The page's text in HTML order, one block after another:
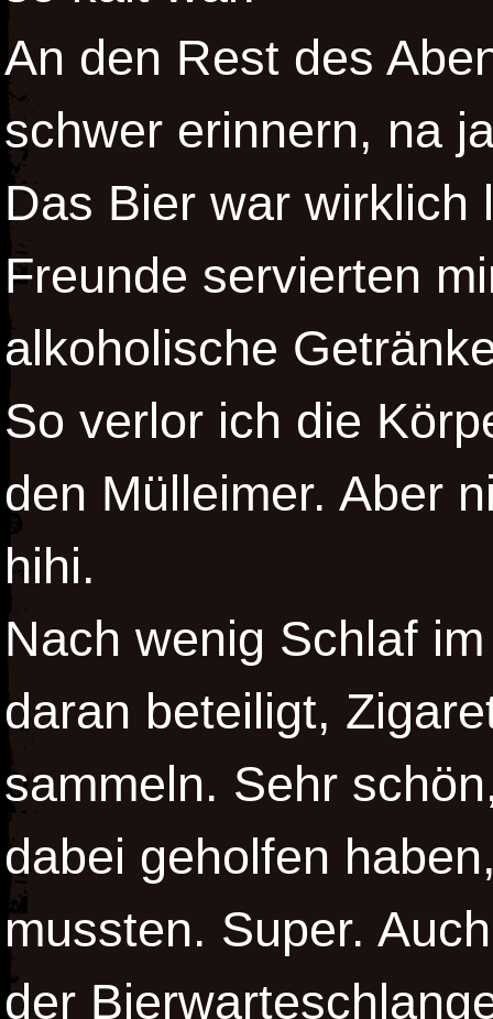
An den Rest des
schwer erinnern, na
Das Bier war wirklich
Freunde servierten
alkoholische
So verlor ich die
den Mülleimer. Aber
hihi.
Nach wenig Schlaf
daran beteiligt,
sammeln. Sehr
dabei geholfen
mussten. Super.
der